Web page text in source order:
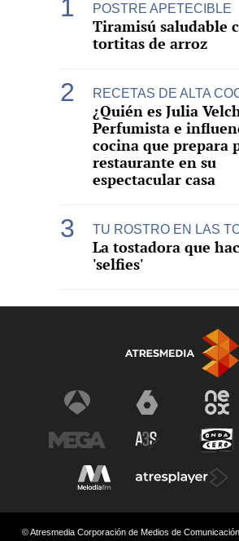
POSTRE APETECIBLE
Tiramisú saludable
tortitas de arroz
RECETAS DE ALTA
¿Quién es Julia
Perfumista e
cocina que prepara
restaurante en su
espectacular casa
TU ROSTRO EN LAS
La tostadora que
'selfies'
© Atresmedia Corporación de Medios de